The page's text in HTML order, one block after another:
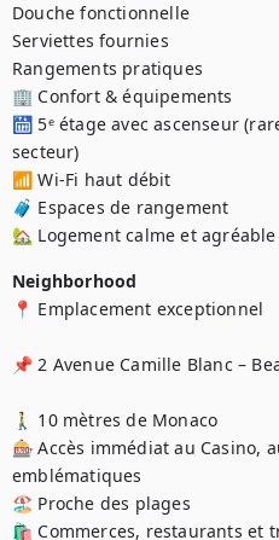
Douche fonctionnelle
Serviettes fournies
Rangements pratiques
🏢 Confort & équipements
🛗 5ᵉ étage avec ascenseur
secteur)
📶 Wi-Fi haut débit
🧳 Espaces de rangement
🏡 Logement calme et agréable
Neighborhood
📍 Emplacement exceptionnel
📌 2 Avenue Camille Blanc –
🚶‍♂️ 10 mètres de Monaco
🎰 Accès immédiat au Casino,
emblématiques
🏖️ Proche des plages
🛍️ Commerces, restaurants et